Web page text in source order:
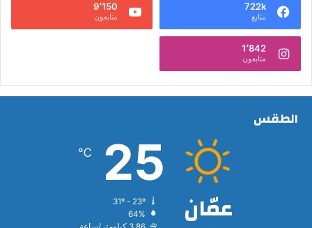
722k
متابع
9٬150
متابعون
1٬842
متابعون
الطقس
عمّان
25
℃
64%